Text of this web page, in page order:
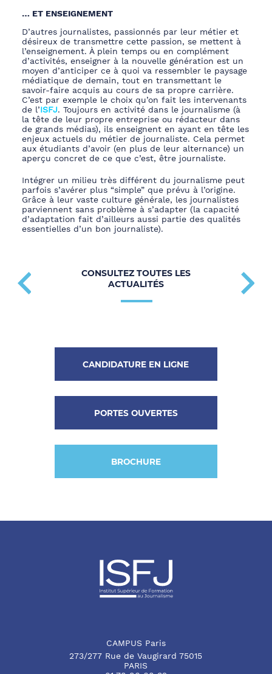
… ET ENSEIGNEMENT
D’autres journalistes, passionnés par leur métier et
désireux de transmettre cette passion, se mettent à
l’enseignement. À plein temps ou en complément
d’activités, enseigner à la nouvelle génération est un
moyen d’anticiper ce à quoi va ressembler le paysage
médiatique de demain, tout en transmettant le
savoir-faire acquis au cours de sa propre carrière.
C’est par exemple le choix qu’on fait les intervenants
de l’ISFJ. Toujours en activité dans le journalisme (à
la tête de leur propre entreprise ou rédacteur dans
de grands médias), ils enseignent en ayant en tête les
enjeux actuels du métier de journaliste. Cela permet
aux étudiants d’avoir (en plus de leur alternance) un
aperçu concret de ce que c’est, être journaliste.
Intégrer un milieu très différent du journalisme peut
parfois s’avérer plus “simple” que prévu à l’origine.
Grâce à leur vaste culture générale, les journalistes
parviennent sans problème à s’adapter (la capacité
d’adaptation fait d’ailleurs aussi partie des qualités
essentielles d’un bon journaliste).
CONSULTEZ TOUTES LES
ACTUALITÉS
CANDIDATURE EN LIGNE
PORTES OUVERTES
BROCHURE
CAMPUS Paris
273/277 Rue de Vaugirard 75015
PARIS